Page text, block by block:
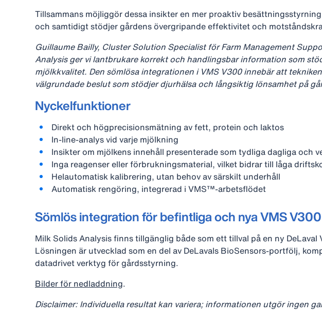
Tillsammans möjliggör dessa insikter en mer proaktiv
och samtidigt stödjer gårdens övergripande effektivitet och
Guillaume Bailly, Cluster Solution Specialist för Farm Management
Analysis ger vi lantbrukare korrekt och handlingsbar information som
mjölkkvalitet. Den sömlösa integrationen i VMS V300 innebär att
välgrundade beslut som stödjer djurhälsa och långsiktig lönsamhet på
Nyckelfunktioner
Direkt och högprecisionsmätning av fett, protein och laktos
In‑line‑analys vid varje mjölkning
Insikter om mjölkens innehåll presenterade som tydliga dagliga och
Inga reagenser eller förbrukningsmaterial, vilket bidrar till låga
Helautomatisk kalibrering, utan behov av särskilt underhåll
Automatisk rengöring, integrerad i VMS™‑arbetsflödet
Sömlös integration för befintliga och nya VMS V300
Milk Solids Analysis finns tillgänglig både som ett tillval på en ny
Lösningen är utvecklad som en del av DeLavals BioSensors‑portfölj,
datadrivet verktyg för gårdsstyrning.
Bilder för nedladdning.
Disclaimer: Individuella resultat kan variera; informationen utgör ingen